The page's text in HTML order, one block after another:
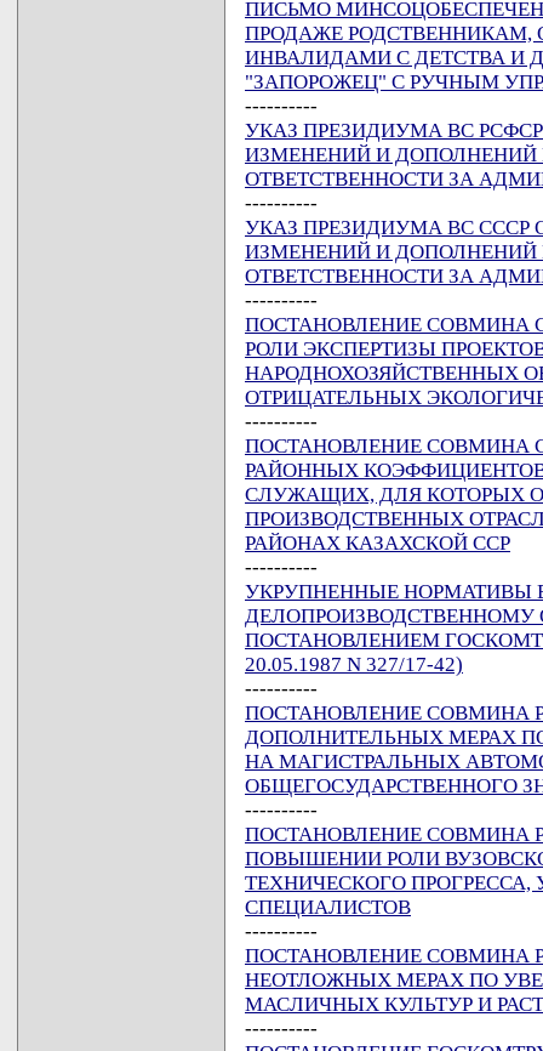
ПИСЬМО
ПРОДАЖЕ
ИНВАЛИДАМИ С ДЕТСТВА И
"ЗАПОРОЖЕЦ" С РУЧНЫМ
----------
УКАЗ ПРЕЗИДИУМА ВС РСФСР
ИЗМЕНЕНИЙ И ДОПОЛНЕНИЙ
ОТВЕТСТВЕННОСТИ ЗА
----------
УКАЗ ПРЕЗИДИУМА ВС СССР
ИЗМЕНЕНИЙ И ДОПОЛНЕНИЙ
ОТВЕТСТВЕННОСТИ ЗА
----------
ПОСТАНОВЛЕНИЕ СОВМИНА
РОЛИ ЭКСПЕРТИЗЫ
НАРОДНОХОЗЯЙСТВЕННЫХ
ОТРИЦАТЕЛЬНЫХ
----------
ПОСТАНОВЛЕНИЕ СОВМИНА
РАЙОННЫХ
СЛУЖАЩИХ, ДЛЯ КОТОРЫХ
ПРОИЗВОДСТВЕННЫХ
РАЙОНАХ КАЗАХСКОЙ ССР
----------
УКРУПНЕННЫЕ НОРМАТИВЫ
ПОСТАНОВЛЕНИЕМ
20.05.1987 N 327/17-42)
----------
ПОСТАНОВЛЕНИЕ СОВМИНА
ДОПОЛНИТЕЛЬНЫХ МЕРАХ
НА МАГИСТРАЛЬНЫХ
ОБЩЕГОСУДАРСТВЕННОГО
----------
ПОСТАНОВЛЕНИЕ СОВМИНА
ПОВЫШЕНИИ РОЛИ
ТЕХНИЧЕСКОГО
СПЕЦИАЛИСТОВ
----------
ПОСТАНОВЛЕНИЕ СОВМИНА
НЕОТЛОЖНЫХ МЕРАХ ПО
МАСЛИЧНЫХ КУЛЬТУР И
----------